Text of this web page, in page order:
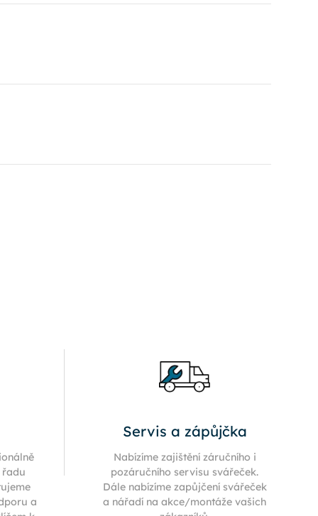
a
Servis a zápůjčka
Nabízíme zajištění záručního i
pozáručního servisu svářeček.
Dále nabízíme zapůjčení svářeček
a nářadí na akce/montáže vašich